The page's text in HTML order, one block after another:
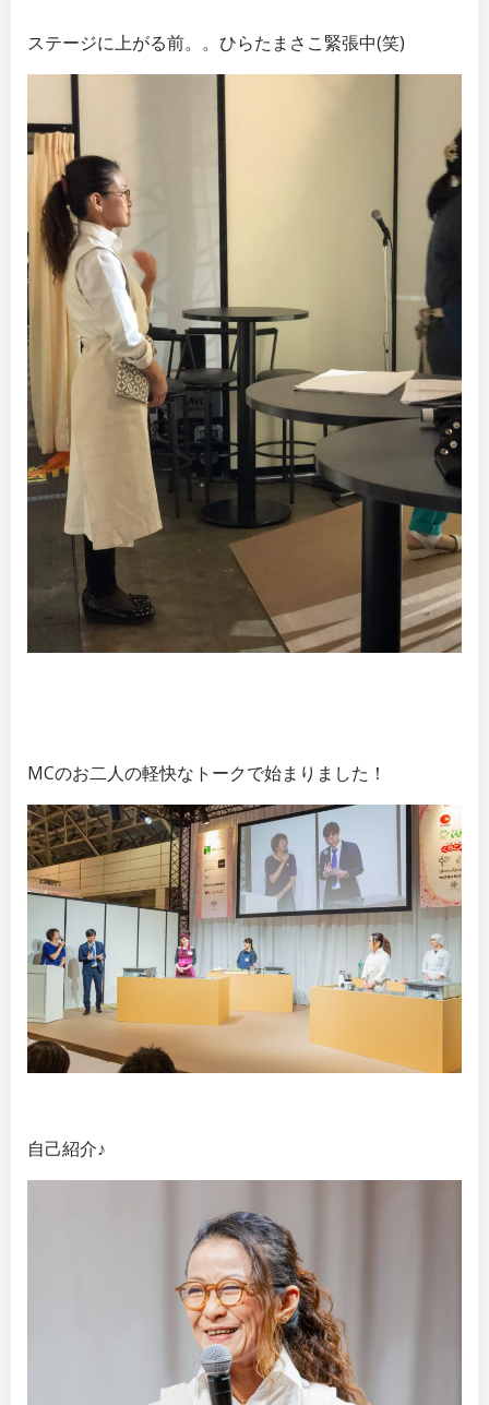
ステージに上がる前。。ひらたまさこ緊張中(笑)
MCのお二人の軽快なトークで始まりました！
自己紹介♪